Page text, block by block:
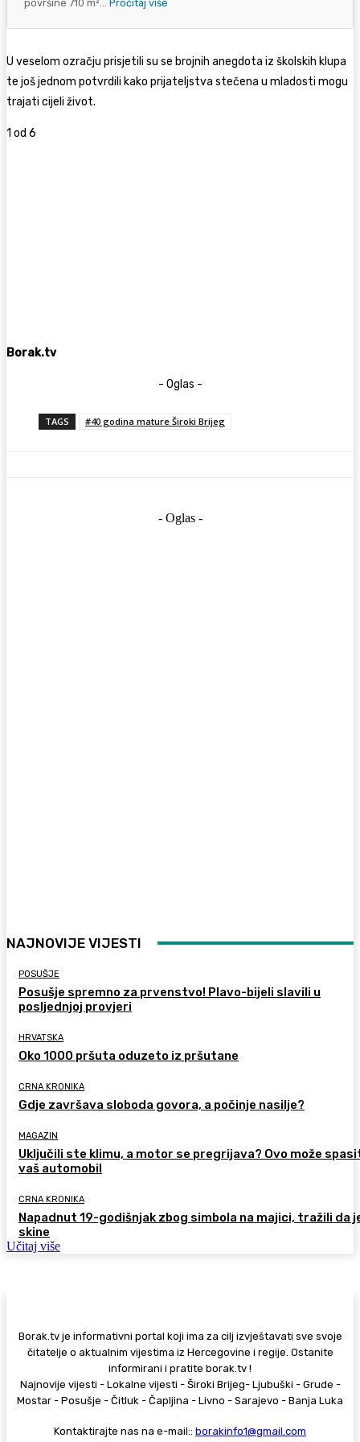
površine 710 m²... Pročitaj više
U veselom ozračju prisjetili su se brojnih anegdota iz školskih klupa
te još jednom potvrdili kako prijateljstva stečena u mladosti mogu
trajati cijeli život.
1 od 6
Borak.tv
- Oglas -
TAGS #40 godina mature Široki Brijeg
- Oglas -
NAJNOVIJE VIJESTI
POSUŠJE
Posušje spremno za prvenstvo! Plavo-bijeli slavili u
posljednjoj provjeri
HRVATSKA
Oko 1000 pršuta oduzeto iz pršutane
CRNA KRONIKA
Gdje završava sloboda govora, a počinje nasilje?
MAGAZIN
Uključili ste klimu, a motor se pregrijava? Ovo može
vaš automobil
CRNA KRONIKA
Napadnut 19-godišnjak zbog simbola na majici, tražili da
skine
Učitaj više
Borak.tv je informativni portal koji ima za cilj izvještavati sve svoje
čitatelje o aktualnim vijestima iz Hercegovine i regije. Ostanite
informirani i pratite borak.tv !
Najnovije vijesti - Lokalne vijesti - Široki Brijeg- Ljubuški - Grude -
Mostar - Posušje - Čitluk - Čapljina - Livno - Sarajevo - Banja Luka
Kontaktirajte nas na e-mail:: borakinfo1@gmail.com